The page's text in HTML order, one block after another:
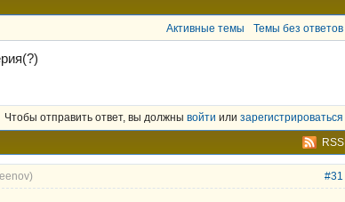
Активные темы Темы без ответов
Чтобы отправить ответ, вы должны войти или зарегистрироваться
RSS
#31